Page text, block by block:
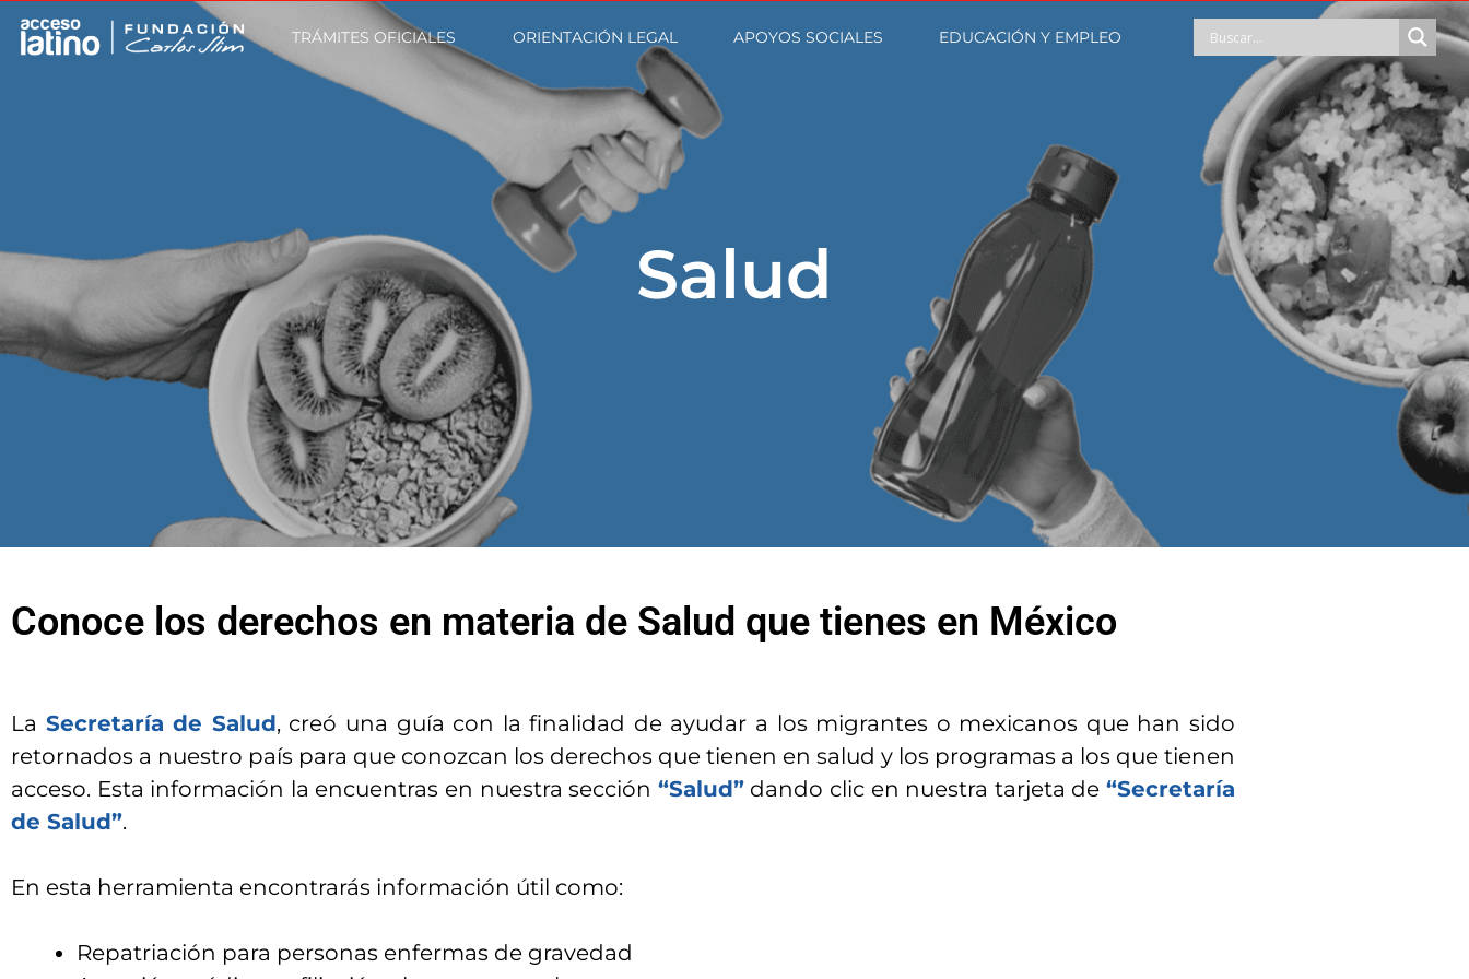
TRÁMITES OFICIALES ORIENTACIÓN LEGAL APOYOS SOCIALES EDUCACIÓN Y EMPLEO
Salud
Conoce los derechos en materia de Salud que tienes en México
La Secretaría de Salud, creó una guía con la finalidad de ayudar a los migrantes o mexicanos que han sido
retornados a nuestro país para que conozcan los derechos que tienen en salud y los programas a los que tienen
acceso. Esta información la encuentras en nuestra sección “Salud”dando clic en nuestra tarjeta de“Secretaría
de Salud”.
En esta herramienta encontrarás información útil como:
Repatriación para personas enfermas de gravedad